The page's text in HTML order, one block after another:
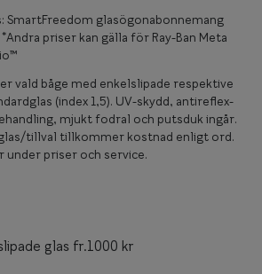
SmartFreedom glasögonabonnemang
priser kan gälla för Ray-Ban Meta
vald båge med enkelslipade respektive
(index 1,5). UV-skydd, antireflex-
mjukt fodral och putsduk ingår.
tillval tillkommer kostnad enligt ord.
under priser och service.
glas fr.1000 kr